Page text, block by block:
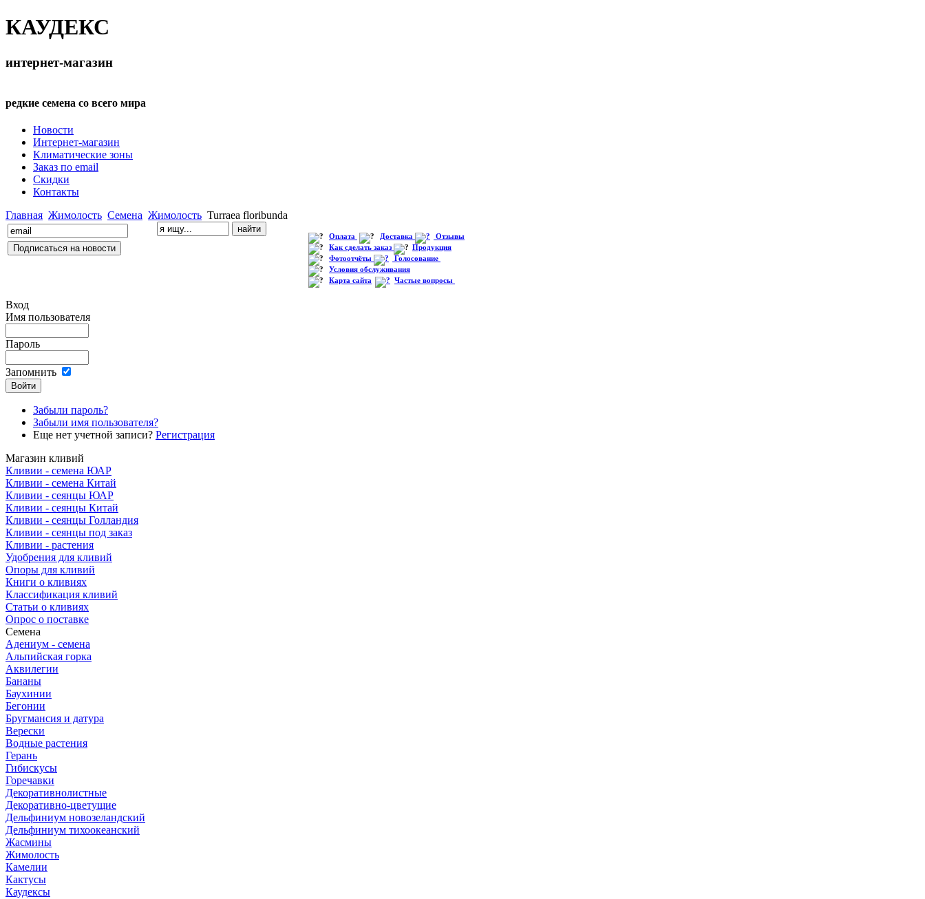
КАУДЕКС
интернет-магазин
редкие семена со всего мира
Новости
Интернет-магазин
Климатические зоны
Заказ по email
Скидки
Контакты
Главная Жимолость Семена Жимолость Turraea floribunda
Оплата Доставка
Отзывы
Как сделать заказ
Продукция
Фотоотчёты
Голосование
Условия обслуживания
Карта сайта
Частые вопросы
Вход
Имя пользователя
Пароль
Запомнить
Забыли пароль?
Забыли имя пользователя?
Еще нет учетной записи? Регистрация
Магазин кливий
Кливии - семена ЮАР
Кливии - семена Китай
Кливии - сеянцы ЮАР
Кливии - сеянцы Китай
Кливии - сеянцы Голландия
Кливии - сеянцы под заказ
Кливии - растения
Удобрения для кливий
Опоры для кливий
Книги о кливиях
Классификация кливий
Статьи о кливиях
Опрос о поставке
Семена
Адениум - семена
Альпийская горка
Аквилегии
Бананы
Баухинии
Бегонии
Бругмансия и датура
Верески
Водные растения
Герань
Гибискусы
Горечавки
Декоративнолистные
Декоративно-цветущие
Дельфиниум новозеландский
Дельфиниум тихоокеанский
Жасмины
Жимолость
Камелии
Кактусы
Каудексы